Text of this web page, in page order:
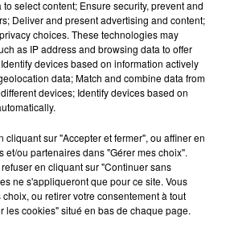
DE REIMS FERME
du centre-ville
JouéClub est contraint de
13h58
13h58
select content; Ensure security, prevent and
Deliver and present advertising and content;
choices. These technologies may
as IP address and browsing data to offer
devices based on information actively
data; Match and combine data from
devices; Identify devices based on
cliquant sur "Accepter et fermer", ou affiner en
et/ou partenaires dans "Gérer mes choix".
en cliquant sur "Continuer sans
ne s'appliqueront que pour ce site. Vous
ou retirer votre consentement à tout
les cookies" situé en bas de chaque page.